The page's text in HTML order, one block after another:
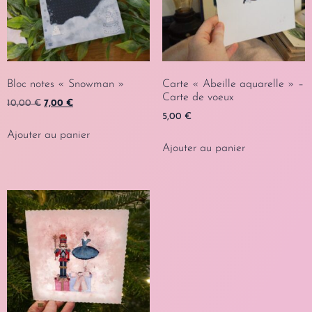
Bloc notes « Snowman »
10,00€ 7,00 €
Ajouter au panier
Carte « Abeille aquarelle » –
Carte de voeux
5,00 €
Ajouter au panier